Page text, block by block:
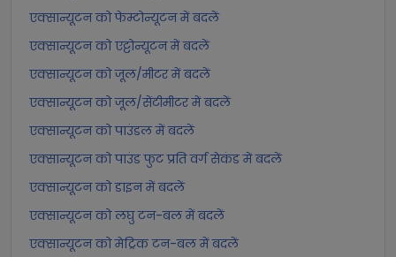
एक्सान्यूटन को फेम्टोन्यूटन में बदलें
एक्सान्यूटन को एट्टोन्यूटन में बदलें
एक्सान्यूटन को जूल/मीटर में बदलें
एक्सान्यूटन को जूल/सेंटीमीटर में बदलें
एक्सान्यूटन को पाउंडल में बदलें
एक्सान्यूटन को पाउंड फुट प्रति वर्ग सेकंड में बदलें
एक्सान्यूटन को डाइन में बदलें
एक्सान्यूटन को लघु टन-बल में बदलें
एक्सान्यूटन को मेट्रिक टन-बल में बदलें